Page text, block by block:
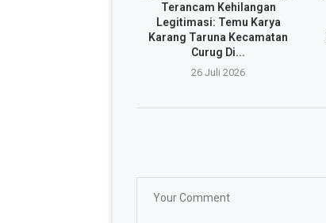
Terancam Kehilangan
Legitimasi: Temu Karya
Karang Taruna Kecamatan
Curug Di...
26 Juli 2026